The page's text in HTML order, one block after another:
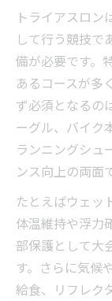
トライアスロン
して行う競技で
備が必要です。
あるコースが多
ず必須となるの
ーグル、バイク
ランニングシュ
ンス向上の両面
たとえばウェッ
体温維持や浮力
部保護として大
す。さらに気候
給食、リフレク